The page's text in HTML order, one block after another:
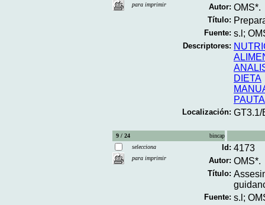
para imprimir
Autor: OMS*.
Título:
Fuente: s.l;
Descriptores:
DIETA
Localización: GT3.1/
9 / 24
bincap
selecciona
para imprimir
Id: 4173
Autor: OMS*.
Título:
Fuente: s.l;